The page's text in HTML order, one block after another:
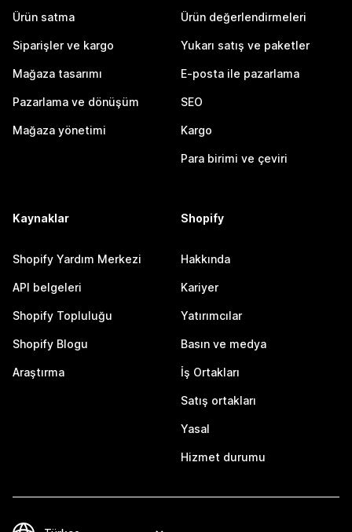
Ürün satma
Siparişler ve kargo
Mağaza tasarımı
Pazarlama ve dönüşüm
Mağaza yönetimi
Ürün değerlendirmeleri
Yukarı satış ve paketler
E-posta ile pazarlama
SEO
Kargo
Para birimi ve çeviri
Kaynaklar
Shopify Yardım Merkezi
API belgeleri
Shopify Topluluğu
Shopify Blogu
Araştırma
Shopify
Hakkında
Kariyer
Yatırımcılar
Basın ve medya
İş Ortakları
Satış ortakları
Yasal
Hizmet durumu